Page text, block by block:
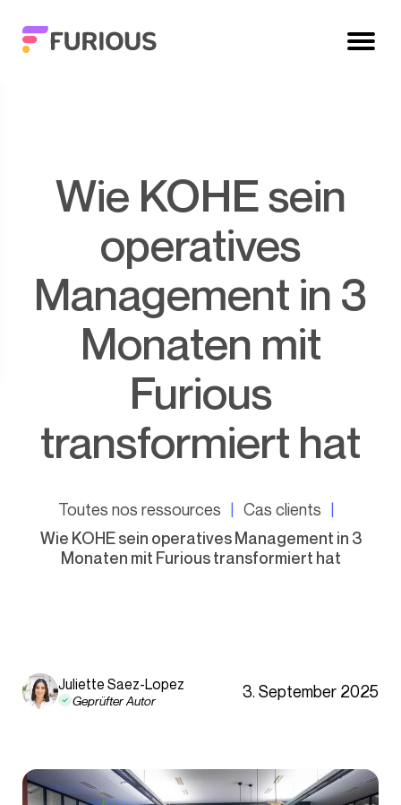
Wie KOHE sein
operatives
Management in 3
Monaten mit
Furious
transformiert hat
Toutes nos ressources
Cas clients
Wie KOHE sein operatives Management in 3
Monaten mit Furious transformiert hat
Juliette Saez-Lopez
Geprüfter Autor 3. September 2025